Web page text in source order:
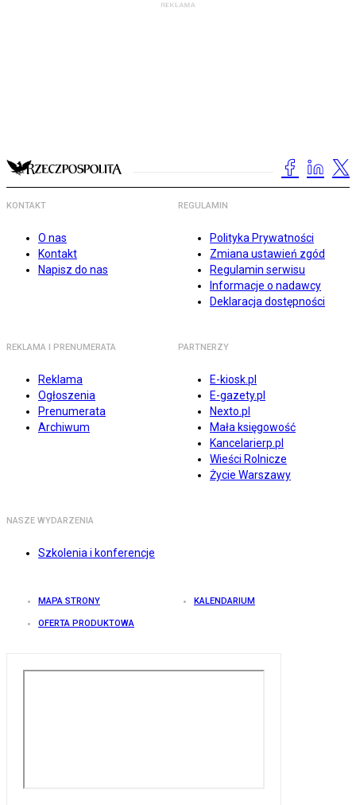
KONTAKT
O nas
Kontakt
Napisz do nas
REGULAMIN
Polityka Prywatności
Zmiana ustawień zgód
Regulamin serwisu
Informacje o nadawcy
Deklaracja dostępności
REKLAMA I PRENUMERATA
Reklama
Ogłoszenia
Prenumerata
Archiwum
PARTNERZY
E-kiosk.pl
E-gazety.pl
Nexto.pl
Mała księgowość
Kancelarierp.pl
Wieści Rolnicze
Życie Warszawy
NASZE WYDARZENIA
Szkolenia i konferencje
MAPA STRONY KALENDARIUM
OFERTA PRODUKTOWA